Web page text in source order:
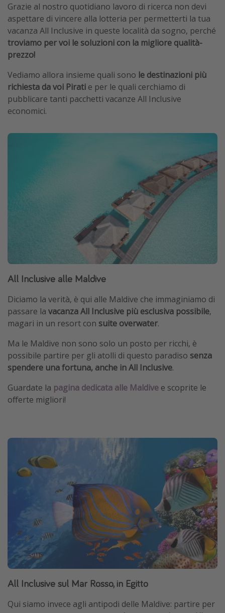
Grazie al nostro quotidiano lavoro di ricerca non devi
aspettare di vincere alla lotteria per permetterti la tua
vacanza All Inclusive in queste località da sogno, perché
troviamo per voi le soluzioni con la migliore qualità-
prezzo!
Vediamo allora insieme quali sono le destinazioni più
richiesta da voi Pirati e per le quali cerchiamo di
pubblicare tanti pacchetti vacanze All Inclusive
economici.
All Inclusive alle Maldive
Diciamo la verità, è qui alle Maldive che immaginiamo di
passare la vacanza All Inclusive più esclusiva possibile,
magari in un resort con suite overwater.
Ma le Maldive non sono solo un posto per ricchi, è
possibile partire per gli atolli di questo paradiso senza
spendere una fortuna, anche in All Inclusive.
Guardate la pagina dedicata alle Maldive e scoprite le
offerte migliori!
All Inclusive sul Mar Rosso, in Egitto
Qui siamo invece agli antipodi delle Maldive: partire per